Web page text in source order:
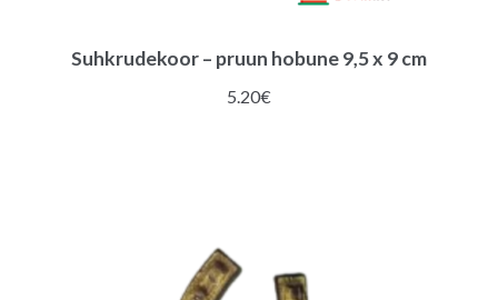
Suhkrudekoor – pruun hobune 9,5 x 9 cm
5.20€